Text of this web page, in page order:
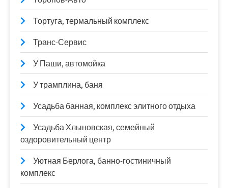
Тортуга, термальный комплекс
Транс-Сервис
У Паши, автомойка
У трамплина, баня
Усадьба банная, комплекс элитного отдыха
Усадьба Хлыновская, семейный
оздоровительный центр
Уютная Берлога, банно-гостиничный
комплекс